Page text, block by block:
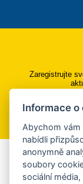
Zaregistrujte
Chcete
Informace o
Abychom vám
nabídli
anonymně
soubory
sociální